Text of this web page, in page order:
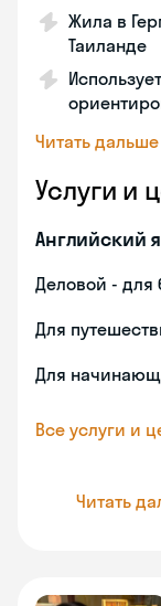
Жила в
Таиланде
Читать дальше
Услуги и
Английский
Деловой - для
Для
Для
Все услуги и
Читать